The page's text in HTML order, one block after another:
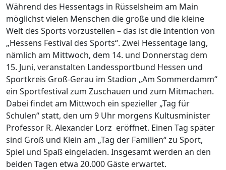
Während des Hessentags in Rüsselsheim am Main
möglichst vielen Menschen die große und die kleine
Welt des Sports vorzustellen – das ist die Intention von
„Hessens Festival des Sports“. Zwei Hessentage lang,
nämlich am Mittwoch, dem 14. und Donnerstag dem
15. Juni, veranstalten Landessportbund Hessen und
Sportkreis Groß-Gerau im Stadion „Am Sommerdamm“
ein Sportfestival zum Zuschauen und zum Mitmachen.
Dabei findet am Mittwoch ein spezieller „Tag für
Schulen“ statt, den um 9 Uhr morgens Kultusminister
Professor R. Alexander Lorz eröffnet. Einen Tag später
sind Groß und Klein am „Tag der Familien“ zu Sport,
Spiel und Spaß eingeladen. Insgesamt werden an den
beiden Tagen etwa 20.000 Gäste erwartet.